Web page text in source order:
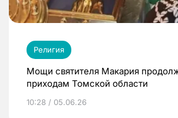
Религия
Мощи святителя Макария
приходам Томской области
10:28 / 05.06.26